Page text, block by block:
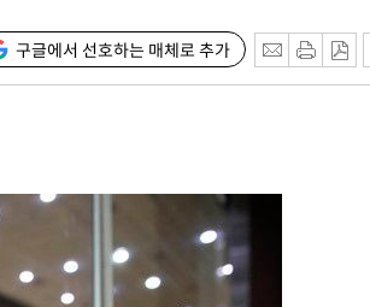
구글에서 선호하는 매체로 추가